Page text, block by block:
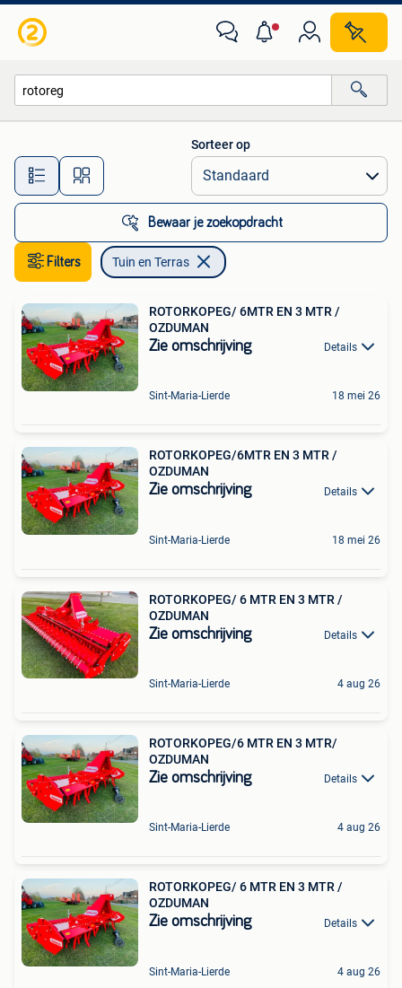
Alle afstanden…
Sorteer op
Bewaar je zoekopdracht
Filters Tuin en Terras
ROTORKOPEG/ 6MTR EN 3 MTR /
OZDUMAN
Zie omschrijving Details
Sint-Maria-Lierde 18 mei 26
ROTORKOPEG/6MTR EN 3 MTR /
OZDUMAN
Zie omschrijving Details
Sint-Maria-Lierde 18 mei 26
ROTORKOPEG/ 6 MTR EN 3 MTR /
OZDUMAN
Zie omschrijving Details
Sint-Maria-Lierde 4 aug 26
ROTORKOPEG/6 MTR EN 3 MTR/
OZDUMAN
Zie omschrijving Details
Sint-Maria-Lierde 4 aug 26
ROTORKOPEG/ 6 MTR EN 3 MTR /
OZDUMAN
Zie omschrijving Details
Sint-Maria-Lierde 4 aug 26